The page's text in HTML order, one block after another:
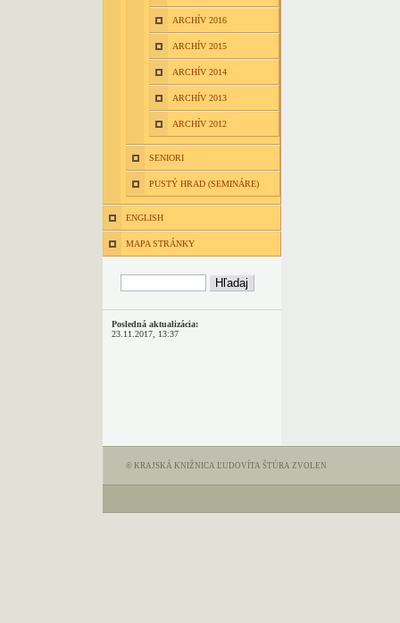
ARCHÍV 2016
ARCHÍV 2015
ARCHÍV 2014
ARCHÍV 2013
ARCHÍV 2012
SENIORI
PUSTÝ HRAD (SEMINÁRE)
ENGLISH
MAPA STRÁNKY
Posledná aktualizácia:
23.11.2017, 13:37
© KRAJSKÁ KNIŽNICA ĽUDOVÍTA ŠTÚRA ZVOLEN